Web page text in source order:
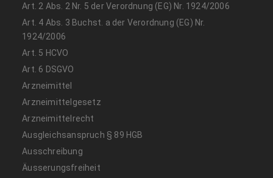
Art. 2 Abs. 2 Nr. 5 der Verordnung (EG) Nr. 1924/2006
Art. 4 Abs. 3 Buchst. a der Verordnung (EG) Nr.
1924/2006
Art. 5 HCVO
Art. 6 DSGVO
Arzneimittel
Arzneimittelgesetz
Arzneimittelrecht
Ausgleichsanspruch § 89 HGB
Ausschreibung
Äusserungsfreiheit